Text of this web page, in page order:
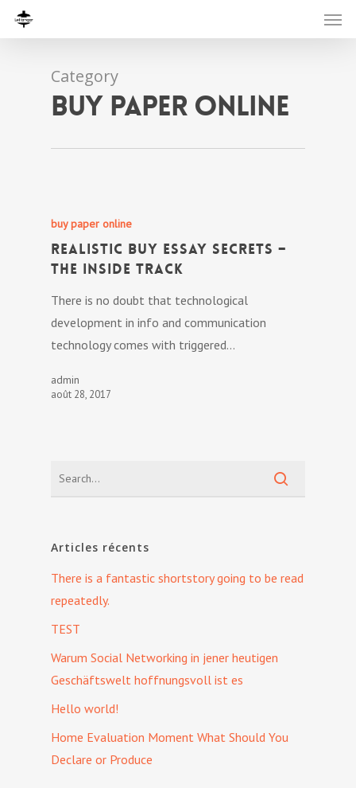
Category
buy paper online
buy paper online
Realistic Buy Essay Secrets –
The Inside Track
There is no doubt that technological
development in info and communication
technology comes with triggered…
admin
août 28, 2017
Articles récents
There is a fantastic shortstory going to be read
repeatedly.
TEST
Warum Social Networking in jener heutigen
Geschäftswelt hoffnungsvoll ist es
Hello world!
Home Evaluation Moment What Should You
Declare or Produce